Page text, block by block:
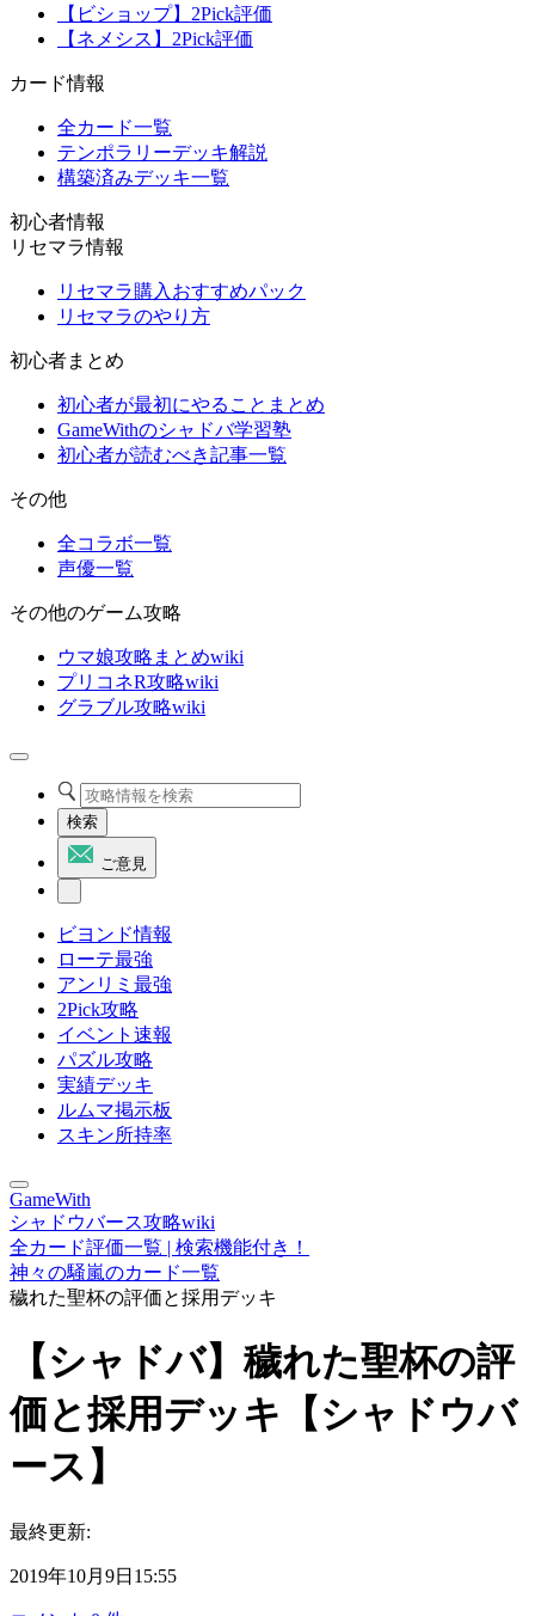
【ビショップ】2Pick評価
【ネメシス】2Pick評価
カード情報
全カード一覧
テンポラリーデッキ解説
構築済みデッキ一覧
初心者情報
リセマラ情報
リセマラ購入おすすめパック
リセマラのやり方
初心者まとめ
初心者が最初にやることまとめ
GameWithのシャドバ学習塾
初心者が読むべき記事一覧
その他
全コラボ一覧
声優一覧
その他のゲーム攻略
ウマ娘攻略まとめwiki
プリコネR攻略wiki
グラブル攻略wiki
検索
ご意見
ビヨンド情報
ローテ最強
アンリミ最強
2Pick攻略
イベント速報
パズル攻略
実績デッキ
ルムマ掲示板
スキン所持率
GameWith
シャドウバース攻略wiki
全カード評価一覧 | 検索機能付き！
神々の騒嵐のカード一覧
穢れた聖杯の評価と採用デッキ
【シャドバ】穢れた聖杯の評
価と採用デッキ【シャドウバ
ース】
最終更新:
2019年10月9日15:55